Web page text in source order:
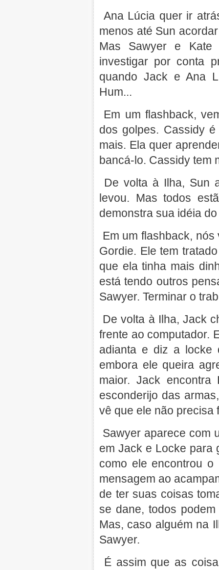
Ana Lúcia quer ir
menos até Sun
Mas Sawyer e Kate
investigar por conta
quando Jack e Ana
Hum...
Em um flashback,
dos golpes. Cassidy
mais. Ela quer
bancá-lo. Cassidy tem
De volta à Ilha, Sun
levou. Mas todos
demonstra sua idéia
Em um flashback,
Gordie. Ele tem
que ela tinha mais
está tendo outros
Sawyer. Terminar o
De volta à Ilha, Jack
frente ao computador.
adianta e diz a locke
embora ele queira
maior. Jack
esconderijo das
vê que ele não precisa
Sawyer aparece com
em Jack e Locke para
como ele encontrou
mensagem ao
de ter suas coisas
se dane, todos
Mas, caso alguém na
Sawyer.
É assim que as